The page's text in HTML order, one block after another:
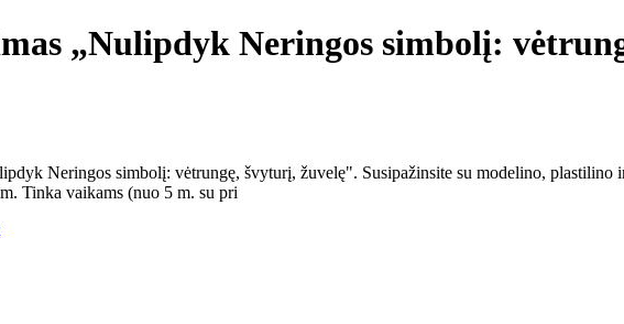
„Nulipdyk Neringos simbolį:
Neringos simbolį: vėtrungę, švyturį, žuvelę". Susipažinsite su modelino,
Tinka vaikams (nuo 5 m. su pri